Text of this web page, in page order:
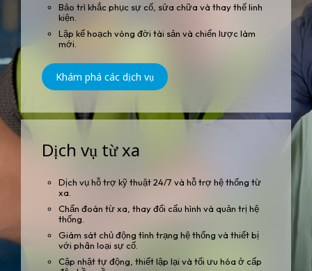
Bảo trì khắc phục sự cố, sửa chữa và thay thế linh
kiện.
Lập kế hoạch vòng đời tài sản và chiến lược làm
mới.
Khám phá các dịch vụ
Dịch vụ từ xa
Dịch vụ hỗ trợ kỹ thuật 24/7 và hỗ trợ hệ thống từ
xa.
Chẩn đoán từ xa, thay đổi cấu hình và quản trị hệ
thống.
Giám sát chủ động tình trạng hệ thống và thiết bị
với phân loại sự cố.
Cập nhật tự động, thiết lập lại và tối ưu hóa ở cấp